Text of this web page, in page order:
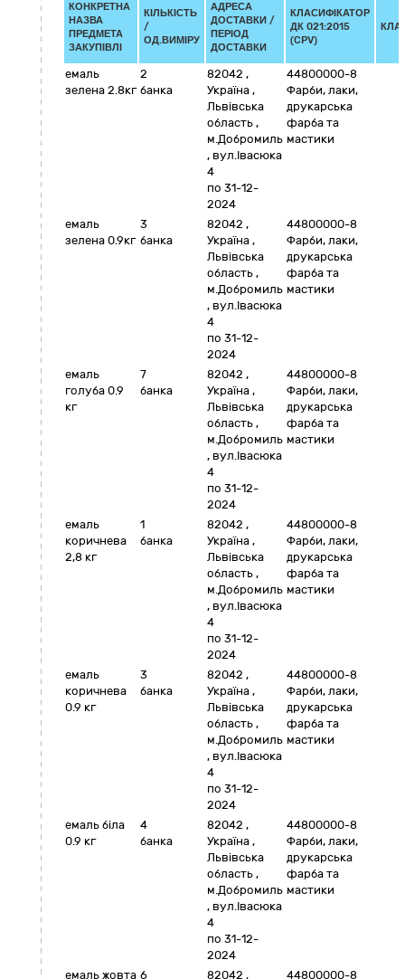
КОНКРЕТНА
НАЗВА
ПРЕДМЕТА
ЗАКУПІВЛІ
КІЛЬКІСТЬ
/
ОД.ВИМІРУ
АДРЕСА
ДОСТАВКИ /
ПЕРІОД
ДОСТАВКИ
КЛАСИФІКАТОР
ДК 021:2015
(CPV)
емаль
зелена 2.8кг
2
банка
82042 ,
Україна ,
Львівська
область ,
м.Добромиль
, вул.Івасюка
4
по 31-12-
2024
44800000-8
Фарби, лаки,
друкарська
фарба та
мастики
емаль
зелена 0.9кг
3
банка
82042 ,
Україна ,
Львівська
область ,
м.Добромиль
, вул.Івасюка
4
по 31-12-
2024
44800000-8
Фарби, лаки,
друкарська
фарба та
мастики
емаль
голуба 0.9
кг
7
банка
82042 ,
Україна ,
Львівська
область ,
м.Добромиль
, вул.Івасюка
4
по 31-12-
2024
44800000-8
Фарби, лаки,
друкарська
фарба та
мастики
емаль
коричнева
2,8 кг
1
банка
82042 ,
Україна ,
Львівська
область ,
м.Добромиль
, вул.Івасюка
4
по 31-12-
2024
44800000-8
Фарби, лаки,
друкарська
фарба та
мастики
емаль
коричнева
0.9 кг
3
банка
82042 ,
Україна ,
Львівська
область ,
м.Добромиль
, вул.Івасюка
4
по 31-12-
2024
44800000-8
Фарби, лаки,
друкарська
фарба та
мастики
емаль біла
0.9 кг
4
банка
82042 ,
Україна ,
Львівська
область ,
м.Добромиль
, вул.Івасюка
4
по 31-12-
2024
44800000-8
Фарби, лаки,
друкарська
фарба та
мастики
емаль жовта 6
82042 ,
44800000-8